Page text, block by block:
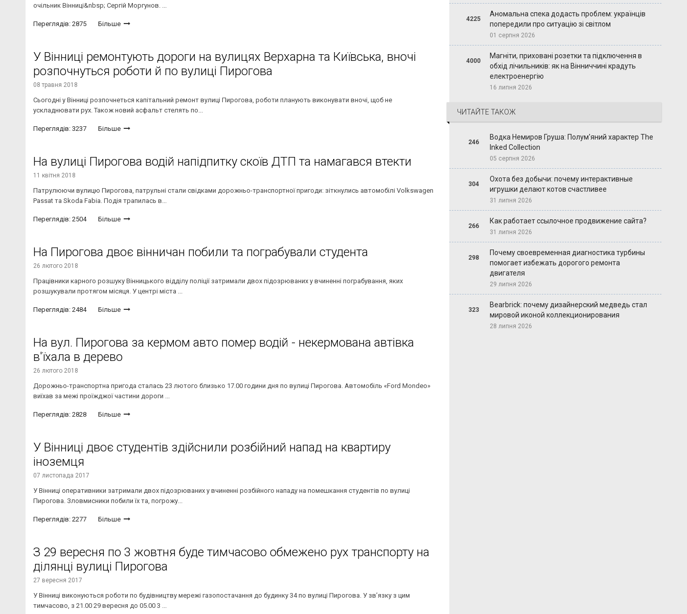
очільник Вінниці&nbsp; Сергій Моргунов. ...
Переглядів: 2875 Більше
У Вінниці ремонтують дороги на вулицях Верхарна та Київська, вночі
розпочнуться роботи й по вулиці Пирогова
08 травня 2018
Сьогодні у Вінниці розпочнеться капітальний ремонт вулиці Пирогова, роботи планують виконувати вночі, щоб не
ускладнювати рух. Також новий асфальт стелять по...
Переглядів: 3237 Більше
На вулиці Пирогова водій напідпитку скоїв ДТП та намагався втекти
11 квітня 2018
Патрулюючи вулицю Пирогова, патрульні стали свідками дорожньо-транспортної пригоди: зіткнулись автомобілі Volkswagen
Passat та Skoda Fabia. Подія трапилась в...
Переглядів: 2504 Більше
На Пирогова двоє вінничан побили та пограбували студента
26 лютого 2018
Працівники карного розшуку Вінницького відділу поліції затримали двох підозрюваних у вчиненні пограбування, яких
розшукували протягом місяця. У центрі міста ...
Переглядів: 2484 Більше
На вул. Пирогова за кермом авто помер водій - некермована автівка
в'їхала в дерево
26 лютого 2018
Дорожньо-транспортна пригода сталась 23 лютого близько 17.00 години дня по вулиці Пирогова. Автомобіль «Ford Mondeo»
виїхав за межі проїжджої частини дороги ...
Переглядів: 2828 Більше
У Вінниці двоє студентів здійснили розбійний напад на квартиру
іноземця
07 листопада 2017
У Вінниці оперативники затримали двох підозрюваних у вчиненні розбійного нападу на помешкання студентів по вулиці
Пирогова. Зловмисники побили їх та, погрожу...
Переглядів: 2277 Більше
З 29 вересня по 3 жовтня буде тимчасово обмежено рух транспорту на
ділянці вулиці Пирогова
27 вересня 2017
У Вінниці виконуються роботи по будівництву мережі газопостачання до будинку 34 по вулиці Пирогова. У зв’язку з цим
тимчасово, з 21.00 29 вересня до 05.00 3 ...
4225
Аномальна спека додасть проблем: українців
попередили про ситуацію зі світлом
01 серпня 2026
4000
Магніти, приховані розетки та підключення в
обхід лічильників: як на Вінниччині крадуть
електроенергію
16 липня 2026
ЧИТАЙТЕ ТАКОЖ
246
Водка Немиров Груша: Полум'яний характер The
Inked Collection
05 серпня 2026
304
Охота без добычи: почему интерактивные
игрушки делают котов счастливее
31 липня 2026
266
Как работает ссылочное продвижение сайта?
31 липня 2026
298
Почему своевременная диагностика турбины
помогает избежать дорогого ремонта
двигателя
29 липня 2026
323
Bearbrick: почему дизайнерский медведь стал
мировой иконой коллекционирования
28 липня 2026